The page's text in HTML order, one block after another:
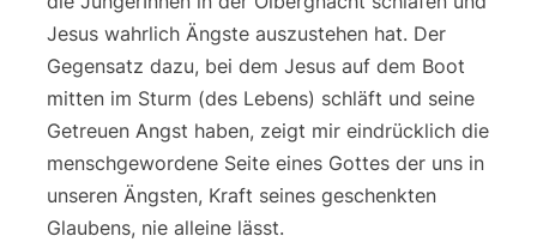
Jesus wahrlich Ängste auszustehen hat. Der
Gegensatz dazu, bei dem Jesus auf dem Boot
mitten im Sturm (des Lebens) schläft und seine
Getreuen Angst haben, zeigt mir eindrücklich die
menschgewordene Seite eines Gottes der uns in
unseren Ängsten, Kraft seines geschenkten
Glaubens, nie alleine lässt.